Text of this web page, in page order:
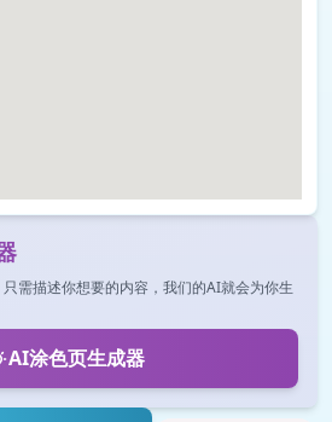
需描述你想要的内容，我们的AI就会为你生
AI涂色页生成器